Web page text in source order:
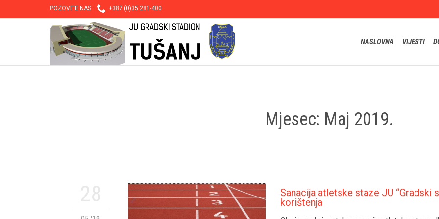
POZOVITE NAS:  +387 (0)35 281-400
NASLOVNA VIJESTI
Mjesec: Maj 2019.
Sanacija atletske staze JU “Gradski
korištenja